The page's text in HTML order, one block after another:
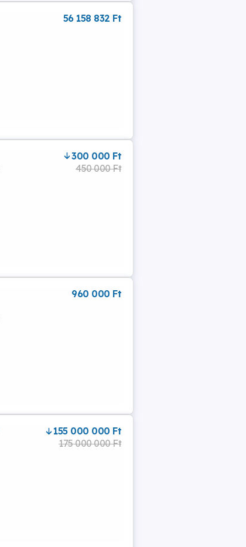
56 158 832 Ft
300 000 Ft
450 000 Ft
960 000 Ft
155 000 000 Ft
175 000 000 Ft